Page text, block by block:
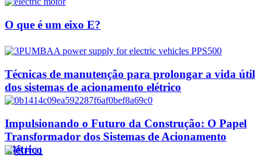
O que é um eixo E?
Técnicas de manutenção para prolongar a vida útil
dos sistemas de acionamento elétrico
Impulsionando o Futuro da Construção: O Papel
Transformador dos Sistemas de Acionamento
Elétrico